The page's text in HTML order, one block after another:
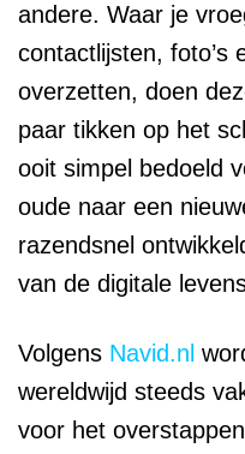
andere. Waar je
contactlijsten, foto’s
overzetten, doen
paar tikken op het
ooit simpel bedoeld
oude naar een
razendsnel
van de digitale
Volgens Navid.nl
wereldwijd steeds
voor het